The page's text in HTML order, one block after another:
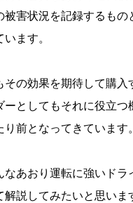
被害状況を記録するもの
ます。
その効果を期待して購入
ーとしてもそれに役立つ
り前となってきています。
なあおり運転に強いドラ
説してみたいと思いま